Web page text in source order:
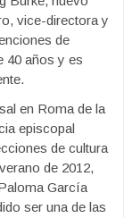
vice-directora y
de
40 años y es
en Roma de la
episcopal
de cultura
de 2012,
García
ser una de las